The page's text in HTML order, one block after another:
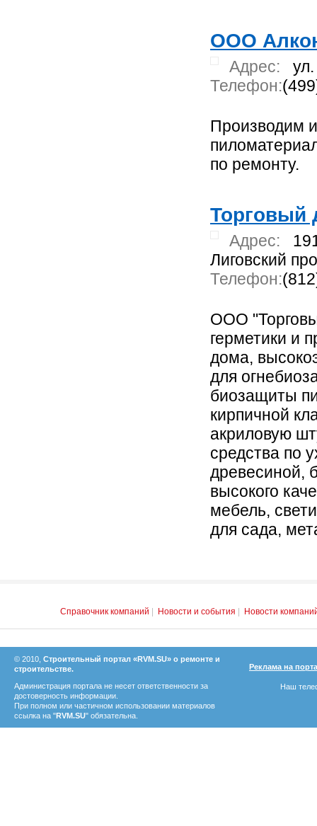
ООО
Адрес:
Телефон:
Производим
по ремонту.
Торговый
Адрес:
Лиговский
Телефон:
ООО
герметики и
дома,
для
биозащиты
кирпичной
акриловую
средства по
древесиной,
высокого
мебель,
для сада,
Справочник компаний Новости и события Новости
© 2010, Строительный портал «RVM.SU» о ремонте и
строительстве.
Администрация портала не несет ответственности за
достоверность информации.
При полном или частичном использовании материалов
ссылка на "RVM.SU" обязательна.
Реклама на
Наш